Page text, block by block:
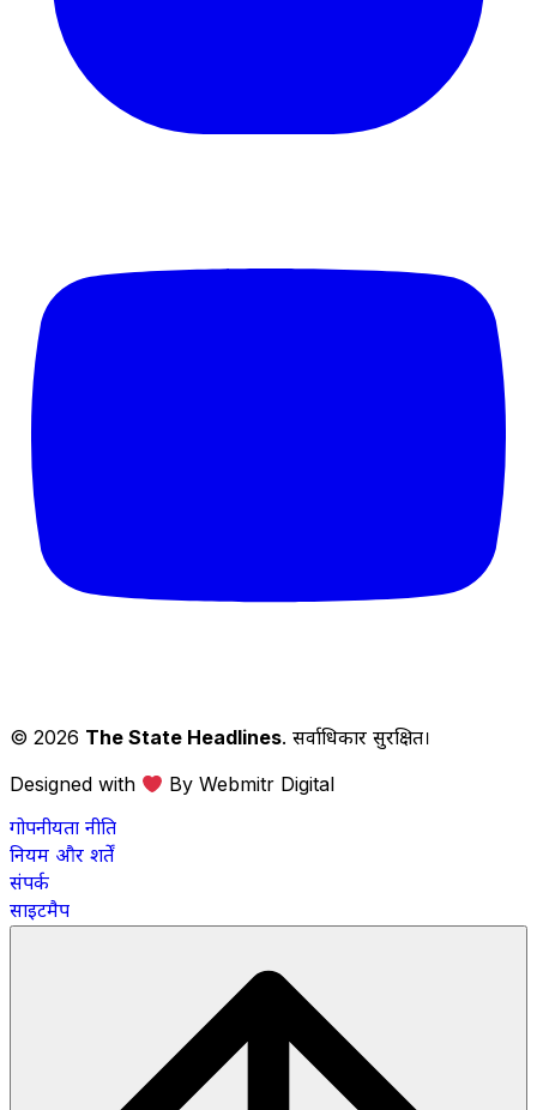
© 2026 The State Headlines. सर्वाधिकार सुरक्षित।
Designed with
By Webmitr Digital
गोपनीयता नीति
नियम और शर्तें
संपर्क
साइटमैप